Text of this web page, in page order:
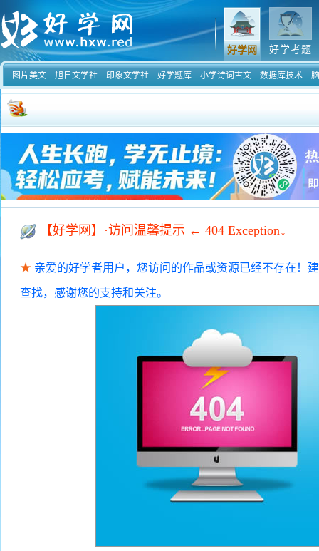
好学网 好学考题
图片美文 旭日文学社 印象文学社 好学题库 小学诗词古文 数据库技术
【好学网】·访问温馨提示 ← 404 Exception↓
★ 亲爱的好学者用户，您访问的作品或资源已经不存在！
查找，感谢您的支持和关注。